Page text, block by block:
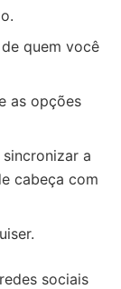
quem você
as opções
a
cabeça com
sociais